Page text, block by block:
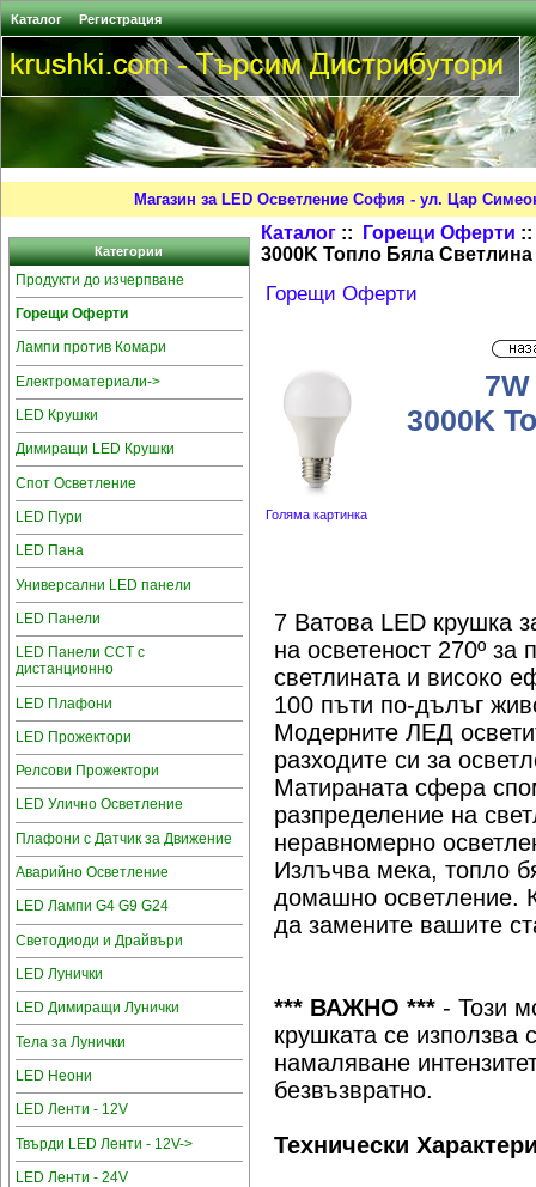
Каталог Регистрация
Магазин за LED Осветление София - ул. Цар
Категории
Продукти до изчерпване
Горещи Оферти
Лампи против Комари
Електроматериали->
LED Крушки
Димиращи LED Крушки
Спот Осветление
LED Пури
LED Пана
Универсални LED панели
LED Панели
LED Панели CCT с
дистанционно
LED Плафони
LED Прожектори
Релсови Прожектори
LED Улично Осветление
Плафони с Датчик за Движение
Аварийно Осветление
LED Лампи G4 G9 G24
Светодиоди и Драйвъри
LED Лунички
LED Димиращи Лунички
Тела за Лунички
LED Неони
LED Ленти - 12V
Твърди LED Ленти - 12V->
LED Ленти - 24V
Каталог :: Горещи Оферти ::
3000K Топло Бяла Светлина
Горещи Оферти
Голяма картинка
3000K
7 Ватова LED крушка
на осветеност 270º
светлината и високо
100 пъти по-дълъг
Модерните ЛЕД
разходите си за
Матираната сфера
разпределение на
неравномерно
Излъчва мека, топло
домашно осветление.
да замените вашите
*** ВАЖНО ***- Този
крушката се
намаляване
безвъзвратно.
Технически